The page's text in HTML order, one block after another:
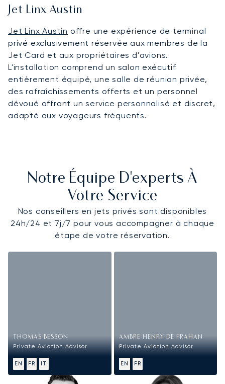
Jet Linx Austin
Jet Linx Austin offre une expérience de terminal
privé exclusivement réservée aux membres de la
Jet Card et aux propriétaires d'avions.
L'installation comprend un salon exécutif
entièrement équipé, une salle de réunion privée,
des rafraîchissements offerts et un personnel
dévoué offrant un service personnalisé et discret,
adapté aux voyageurs fréquents.
Notre Équipe D'experts À
Votre Service
Nos conseillers en jets privés sont disponibles
24h/24 et 7j/7 pour vous accompagner à chaque
étape de votre réservation.
THOMAS BESSON
Private Aviation Advisor
EN FR IT
AMBRE HENRY DE FRAHAN
Private Aviation Advisor
EN FR